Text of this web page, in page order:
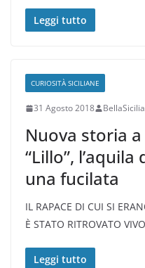
Leggi tutto
CURIOSITÀ SICILIANE
31 Agosto 2018 BellaSicilia
Nuova storia
“Lillo”,
una fucilata
IL RAPACE DI CUI SI
È STATO RITROVATO
Leggi tutto